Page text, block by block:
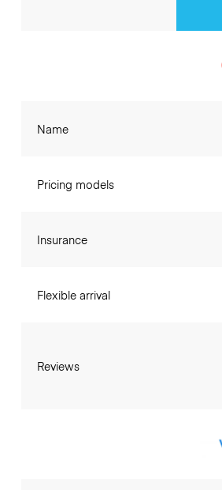
Name
Pricing models
Insurance
Flexible arrival
Reviews